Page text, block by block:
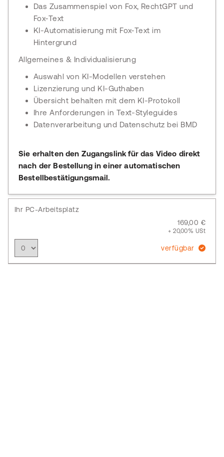
Das Zusammenspiel von Fox, RechtGPT und
Fox-Text
KI-Automatisierung mit Fox-Text im
Hintergrund
Allgemeines & Individualisierung
Auswahl von KI-Modellen verstehen
Lizenzierung und KI-Guthaben
Übersicht behalten mit dem KI-Protokoll
Ihre Anforderungen in Text-Styleguides
Datenverarbeitung und Datenschutz bei BMD
Sie erhalten den Zugangslink für das Video direkt
nach der Bestellung in einer automatischen
Bestellbestätigungsmail.
Ihr PC-Arbeitsplatz
169,00 €
+ 20,00% USt
verfügbar